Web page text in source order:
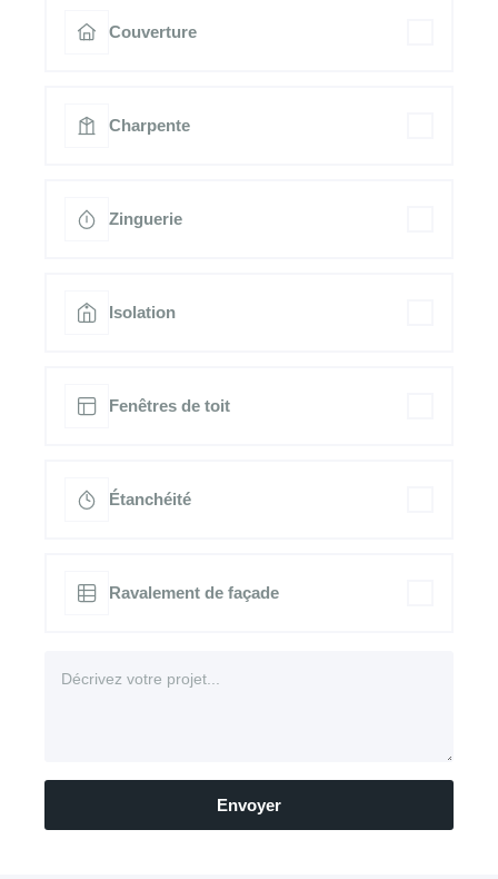
Couverture
Charpente
Zinguerie
Isolation
Fenêtres de toit
Étanchéité
Ravalement de façade
Envoyer